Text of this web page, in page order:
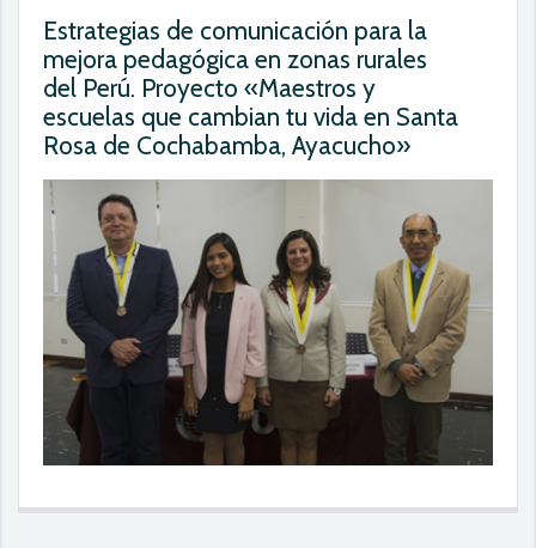
Estrategias de comunicación para la
mejora pedagógica en zonas rurales
del Perú. Proyecto «Maestros y
escuelas que cambian tu vida en Santa
Rosa de Cochabamba, Ayacucho»